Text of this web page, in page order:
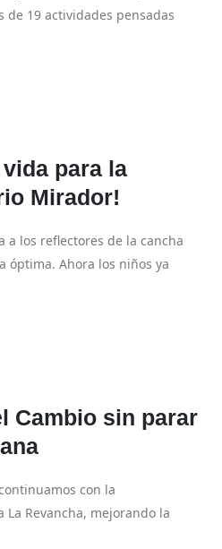
de 19 actividades pensadas
vida para la
Mirador!
a los reflectores de la cancha
óptima. Ahora los niños ya
Cambio sin parar
con la
Revancha, mejorando la